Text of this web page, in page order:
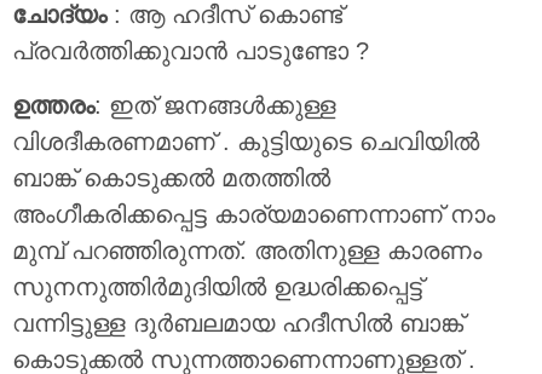
ചോദ്യം: ആ ഹദീസ് കൊണ്ട്
പ്രവർത്തിക്കുവാൻ പാടുണ്ടോ ?
ഉത്തരം: ഇത് ജനങ്ങൾക്കുള്ള
വിശദീകരണമാണ് . കുട്ടിയുടെ ചെവിയിൽ
ബാങ്ക് കൊടുക്കൽ മതത്തിൽ
അംഗീകരിക്കപ്പെട്ട കാര്യമാണെന്നാണ് നാം
മുമ്പ് പറഞ്ഞിരുന്നത്. അതിനുള്ള കാരണം
സുനനുത്തിർമുദിയിൽ ഉദ്ധരിക്കപ്പെട്ട്
വന്നിട്ടുള്ള ദുർബലമായ ഹദീസിൽ ബാങ്ക്
കൊടുക്കൽ സുന്നത്താണെന്നാണുള്ളത് .